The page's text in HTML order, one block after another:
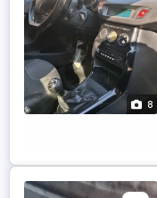
8